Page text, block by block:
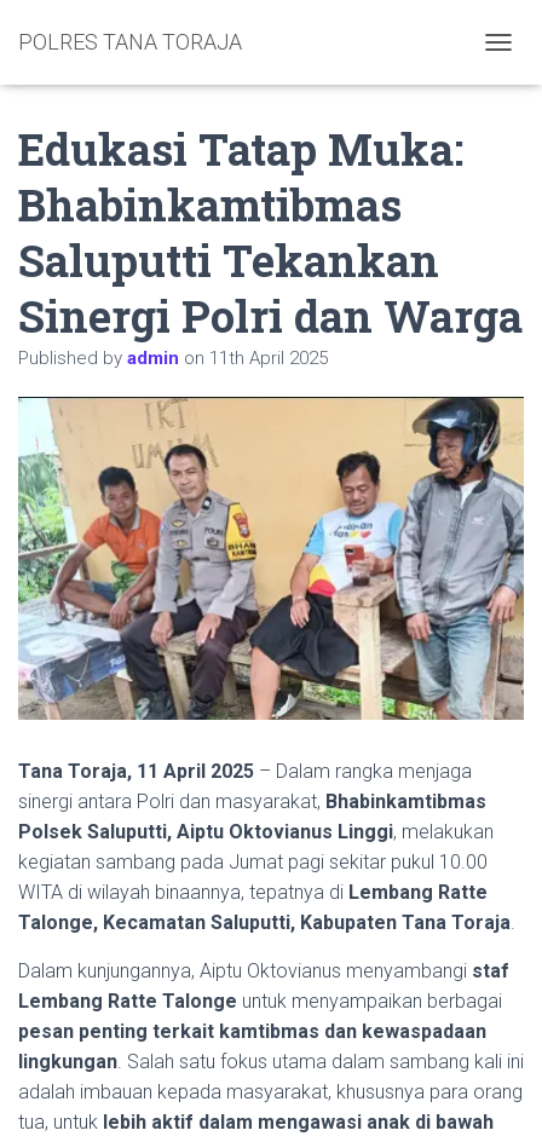
POLRES TANA TORAJA
Edukasi Tatap Muka:
Bhabinkamtibmas
Saluputti Tekankan
Sinergi Polri dan Warga
Published by admin on 11th April 2025
Tana Toraja, 11 April 2025 – Dalam rangka menjaga
sinergi antara Polri dan masyarakat, Bhabinkamtibmas
Polsek Saluputti, Aiptu Oktovianus Linggi, melakukan
kegiatan sambang pada Jumat pagi sekitar pukul 10.00
WITA di wilayah binaannya, tepatnya di Lembang Ratte
Talonge, Kecamatan Saluputti, Kabupaten Tana Toraja
Dalam kunjungannya, Aiptu Oktovianus menyambangi staf
Lembang Ratte Talonge untuk menyampaikan berbagai
pesan penting terkait kamtibmas dan kewaspadaan
lingkungan . Salah satu fokus utama dalam sambang kali ini
adalah imbauan kepada masyarakat, khususnya para orang
tua, untuk lebih aktif dalam mengawasi anak di bawah